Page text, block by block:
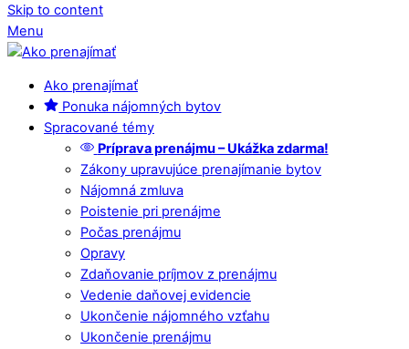
Skip to content
Menu
Ako prenajímať
Ponuka nájomných bytov
Spracované témy
Príprava prenájmu – Ukážka zdarma!
Zákony upravujúce prenajímanie bytov
Nájomná zmluva
Poistenie pri prenájme
Počas prenájmu
Opravy
Zdaňovanie príjmov z prenájmu
Vedenie daňovej evidencie
Ukončenie nájomného vzťahu
Ukončenie prenájmu